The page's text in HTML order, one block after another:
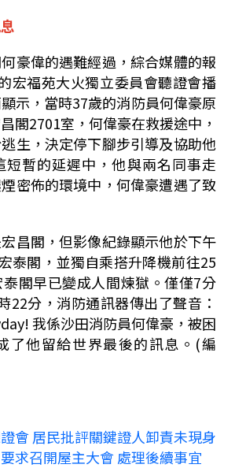
豪偉的遇難經過，綜合媒體的報
宏福苑大火獨立委員會聽證會播
示，當時37歲的消防員何偉豪原
閣2701室，何偉豪在救援途中，
生，決定停下腳步引導及協助他
短暫的延遲中，他與兩名同事走
密佈的環境中，何偉豪遭遇了致
昌閣，但影像紀錄顯示他於下午
泰閣，並獨自乘搭升降機前往25
閣早已變成人間煉獄。僅僅7分
22分，消防通訊器傳出了聲音：
我係沙田消防員何偉豪，被困
了他留給世界最後的訊息。(編
會 居民批評關鍵證人卸責未現身
求召開屋主大會 處理後續事宜